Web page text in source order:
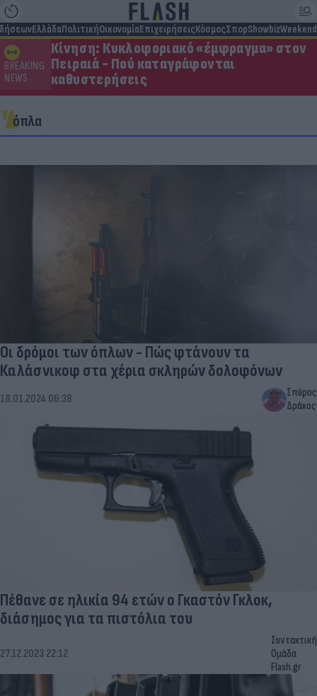
ΕλλάδαΠολιτικήΟικονομίαΕπιχειρήσειςΚόσμοςΣπορShowbizWeekend
BREAKING
NEWS
Κίνηση: Κυκλοφοριακό «έμφραγμα» στον
Πειραιά - Πού καταγράφονται
καθυστερήσεις
όπλα
Οι δρόμοι των όπλων - Πώς φτάνουν τα
Καλάσνικοφ στα χέρια σκληρών δολοφόνων
18.01.2024 06:38
Σπύρος
Δράκος
Πέθανε σε ηλικία 94 ετών ο Γκαστόν Γκλοκ,
διάσημος για τα πιστόλια του
27.12.2023 22:12
Συντακτική
Ομάδα
Flash.gr